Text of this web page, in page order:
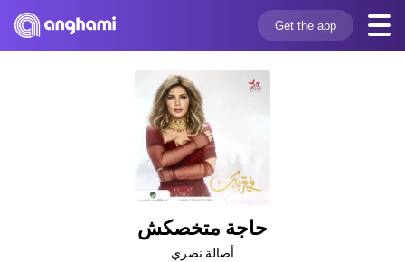
Get the app
حاجة متخصكش
أصالة نصري